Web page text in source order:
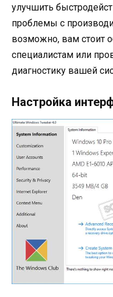
улучшить
проблемы с
возможно, вам стоит
специалистам или
диагностику вашей
Настройка